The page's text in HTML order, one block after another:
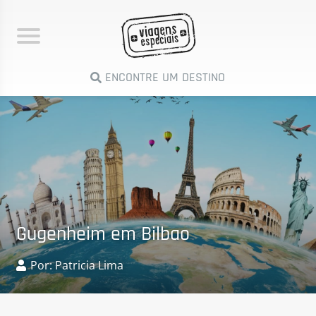
ENCONTRE UM DESTINO
Gugenheim em Bilbao
Por: Patricia Lima